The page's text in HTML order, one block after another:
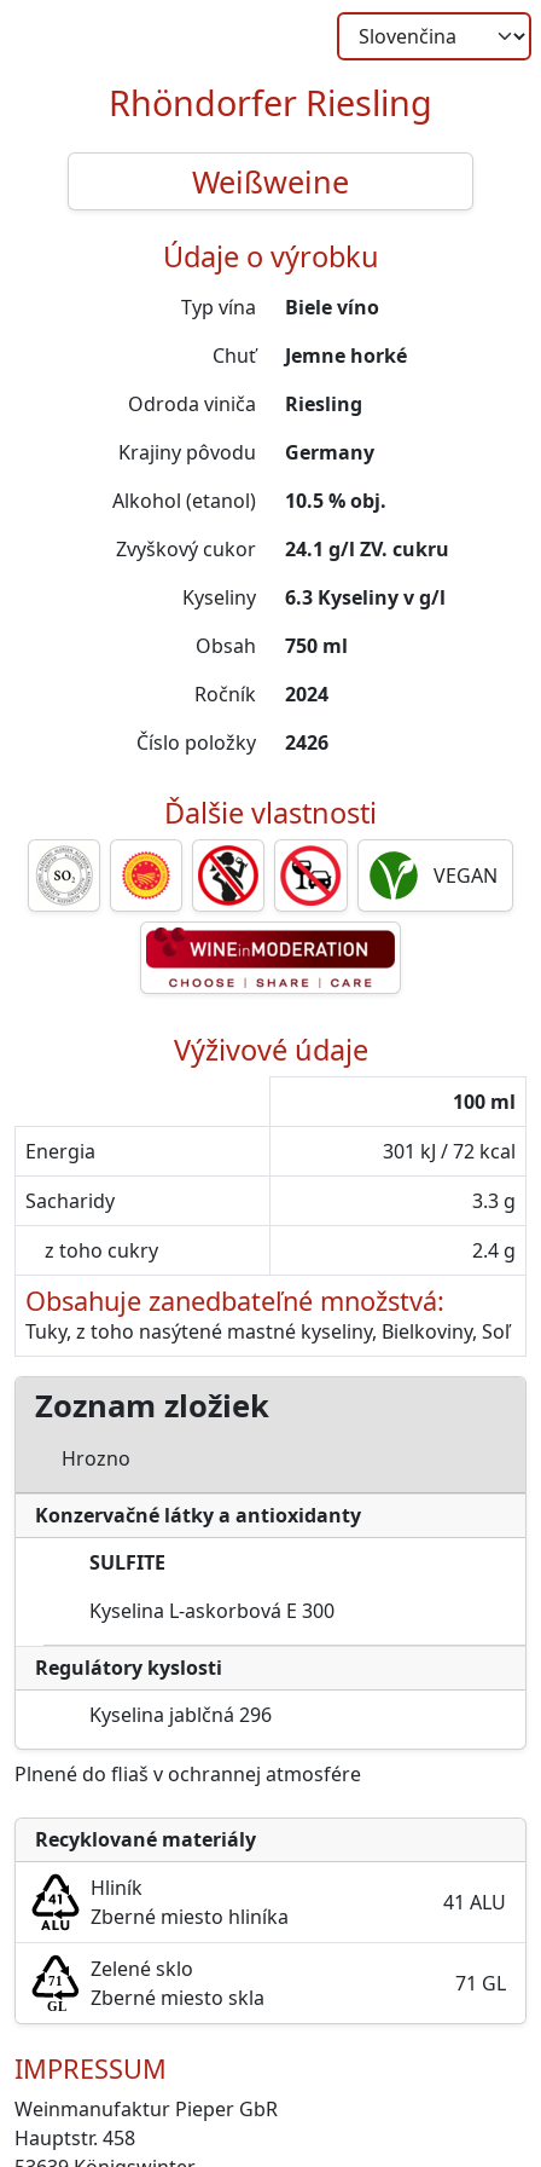
Rhöndorfer Riesling
Weißweine
Údaje o výrobku
Typ vína
Biele víno
Chuť
Jemne horké
Odroda viniča
Riesling
Krajiny pôvodu
Germany
Alkohol (etanol)
10.5 % obj.
Zvyškový cukor
24.1 g/l ZV. cukru
Kyseliny
6.3 Kyseliny v g/l
Obsah
750 ml
Ročník
2024
Číslo položky
2426
Ďalšie vlastnosti
VEGAN
Výživové údaje
100 ml
Energia
301 kJ / 72 kcal
Sacharidy
3.3 g
z toho cukry
2.4 g
Obsahuje zanedbateľné množstvá:
Tuky, z toho nasýtené mastné kyseliny, Bielkoviny, Soľ
Zoznam zložiek
Hrozno
Konzervačné látky a antioxidanty
SULFITE
Kyselina L-askorbová E 300
Regulátory kyslosti
Kyselina jablčná 296
Plnené do fliaš v ochrannej atmosfére
Recyklované materiály
Hliník
Zberné miesto hliníka
41 ALU
Zelené sklo
Zberné miesto skla
71 GL
IMPRESSUM
Weinmanufaktur Pieper GbR
Hauptstr. 458